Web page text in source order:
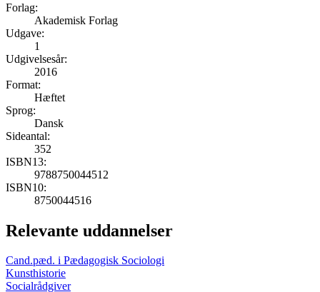
Forlag:
Akademisk Forlag
Udgave:
1
Udgivelsesår:
2016
Format:
Hæftet
Sprog:
Dansk
Sideantal:
352
ISBN13:
9788750044512
ISBN10:
8750044516
Relevante uddannelser
Cand.pæd. i Pædagogisk Sociologi
Kunsthistorie
Socialrådgiver